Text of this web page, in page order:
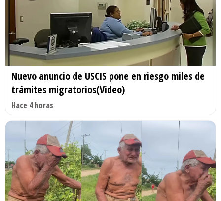
Nuevo anuncio de USCIS pone en riesgo miles de
trámites migratorios(Video)
Hace 4 horas